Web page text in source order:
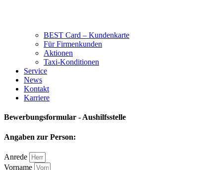
BEST Card – Kundenkarte
Für Firmenkunden
Aktionen
Taxi-Konditionen
Service
News
Kontakt
Karriere
Bewerbungsformular - Aushilfsstelle
Angaben zur Person:
Anrede
Vorname